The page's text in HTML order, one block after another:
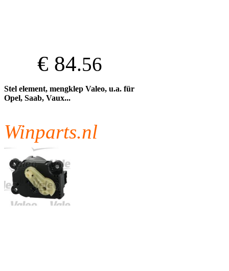
€ 84.56
Stel element, mengklep Valeo, u.a. für
Opel, Saab, Vaux...
Winparts.nl